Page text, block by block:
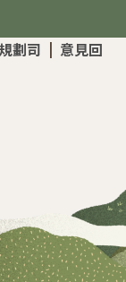
劃司 | 意見回